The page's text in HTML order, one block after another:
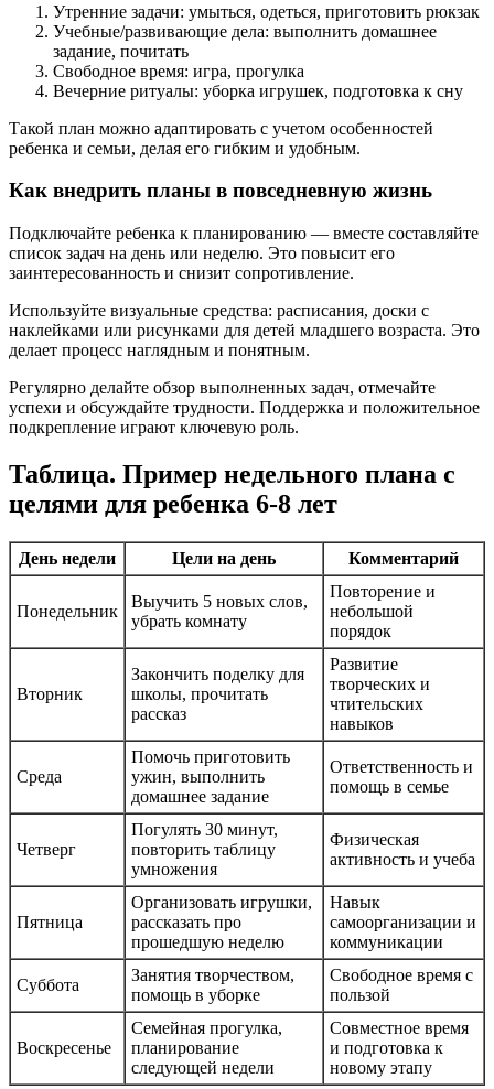
Утренние задачи: умыться, одеться, приготовить рюкзак
Учебные/развивающие дела: выполнить домашнее
задание, почитать
Свободное время: игра, прогулка
Вечерние ритуалы: уборка игрушек, подготовка к сну
Такой план можно адаптировать с учетом особенностей
ребенка и семьи, делая его гибким и удобным.
Как внедрить планы в повседневную жизнь
Подключайте ребенка к планированию — вместе составляйте
список задач на день или неделю. Это повысит его
заинтересованность и снизит сопротивление.
Используйте визуальные средства: расписания, доски с
наклейками или рисунками для детей младшего возраста. Это
делает процесс наглядным и понятным.
Регулярно делайте обзор выполненных задач, отмечайте
успехи и обсуждайте трудности. Поддержка и положительное
подкрепление играют ключевую роль.
Таблица. Пример недельного плана с
целями для ребенка 6-8 лет
День недели Цели на день Комментарий
Понедельник
Выучить 5 новых слов,
убрать комнату
Повторение и
небольшой
порядок
Вторник
Закончить поделку для
школы, прочитать
рассказ
Развитие
творческих и
чтительских
навыков
Среда
Помочь приготовить
ужин, выполнить
домашнее задание
Ответственность и
помощь в семье
Четверг
Погулять 30 минут,
повторить таблицу
умножения
Физическая
активность и учеба
Пятница
Организовать игрушки,
рассказать про
прошедшую неделю
Навык
самоорганизации и
коммуникации
Суббота
Занятия творчеством,
помощь в уборке
Свободное время с
пользой
Воскресенье
Семейная прогулка,
планирование
следующей недели
Совместное время
и подготовка к
новому этапу